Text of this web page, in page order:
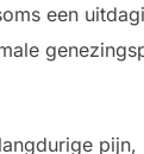
een